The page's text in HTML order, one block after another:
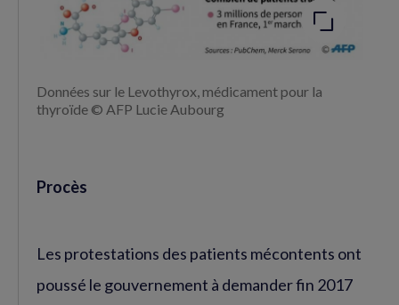
Données sur le Levothyrox, médicament pour la
thyroïde © AFP Lucie Aubourg
Procès
Les protestations des patients mécontents ont
poussé le gouvernement à demander fin 2017